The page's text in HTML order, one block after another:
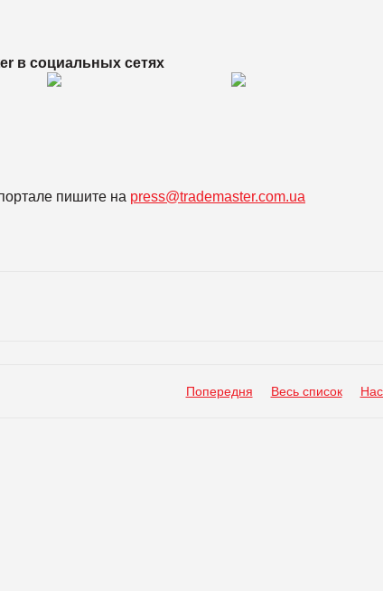
в социальных сетях
пишите на press@trademaster.com.ua
Попередня Весь список